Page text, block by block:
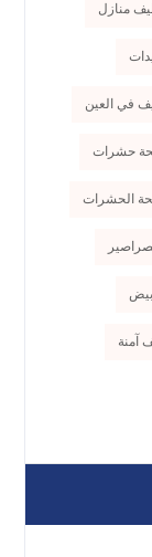
منازل
في العين
حشرات
الحشرات
آمنة